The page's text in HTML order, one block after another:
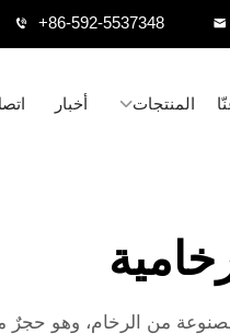
+86-592-5537348
المنتجات أخبار
من الرخام، وهو حجرٌ